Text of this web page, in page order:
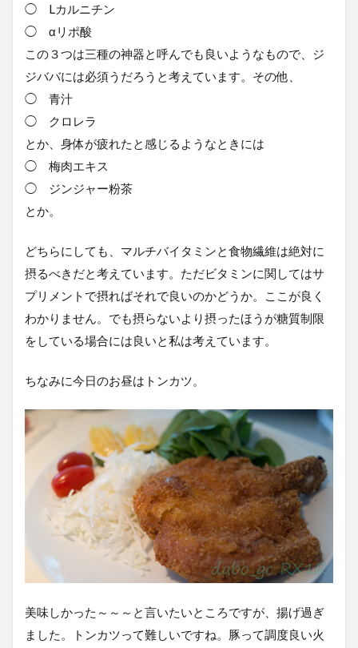
◯ Lカルニチン
◯ αリポ酸
この３つは三種の神器と呼んでも良いようなもので、ジ
ジババには必須うだろうと考えています。その他、
◯ 青汁
◯ クロレラ
とか、身体が疲れたと感じるようなときには
◯ 梅肉エキス
◯ ジンジャー粉茶
とか。
どちらにしても、マルチバイタミンと食物繊維は絶対に
摂るべきだと考えています。ただビタミンに関してはサ
プリメントで摂ればそれで良いのかどうか。ここが良く
わかりません。でも摂らないより摂ったほうが糖質制限
をしている場合には良いと私は考えています。
ちなみに今日のお昼はトンカツ。
美味しかった～～～と言いたいところですが、揚げ過ぎ
ました。トンカツって難しいですね。豚って調度良い火